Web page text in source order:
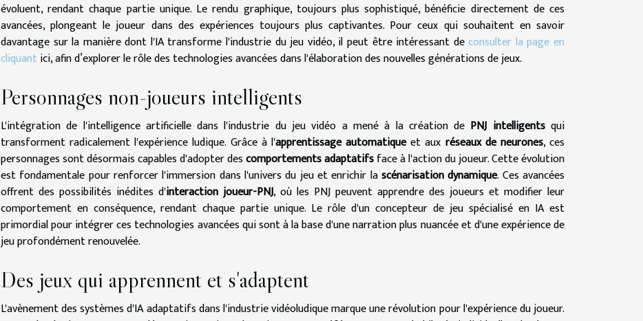
évoluent, rendant chaque partie unique. Le rendu graphique, toujours plus sophistiqué, bénéficie directement de ces
avancées, plongeant le joueur dans des expériences toujours plus captivantes. Pour ceux qui souhaitent en savoir
davantage sur la manière dont l'IA transforme l'industrie du jeu vidéo, il peut être intéressant deconsulter la page en
cliquantici, afin d’explorer le rôle des technologies avancées dans l'élaboration des nouvelles générations de jeux.
Personnages non-joueurs intelligents
L'intégration de l'intelligence artificielle dans l'industrie du jeu vidéo a mené à la création de PNJ intelligentsqui
transforment radicalement l'expérience ludique. Grâce à l'apprentissage automatiqueet aux réseaux de neurones, ces
personnages sont désormais capables d'adopter descomportements adaptatifsface à l'action du joueur. Cette évolution
est fondamentale pour renforcer l'immersion dans l'univers du jeu et enrichir lascénarisation dynamique. Ces avancées
offrent des possibilités inédites d'interaction joueur-PNJ, où les PNJ peuvent apprendre des joueurs et modifier leur
comportement en conséquence, rendant chaque partie unique. Le rôle d'un concepteur de jeu spécialisé en IA est
primordial pour intégrer ces technologies avancées qui sont à la base d'une narration plus nuancée et d'une expérience de
jeu profondément renouvelée.
Des jeux qui apprennent et s'adaptent
L'avènement des systèmes d'IA adaptatifs dans l'industrie vidéoludique marque une révolution pour l'expérience du joueur.